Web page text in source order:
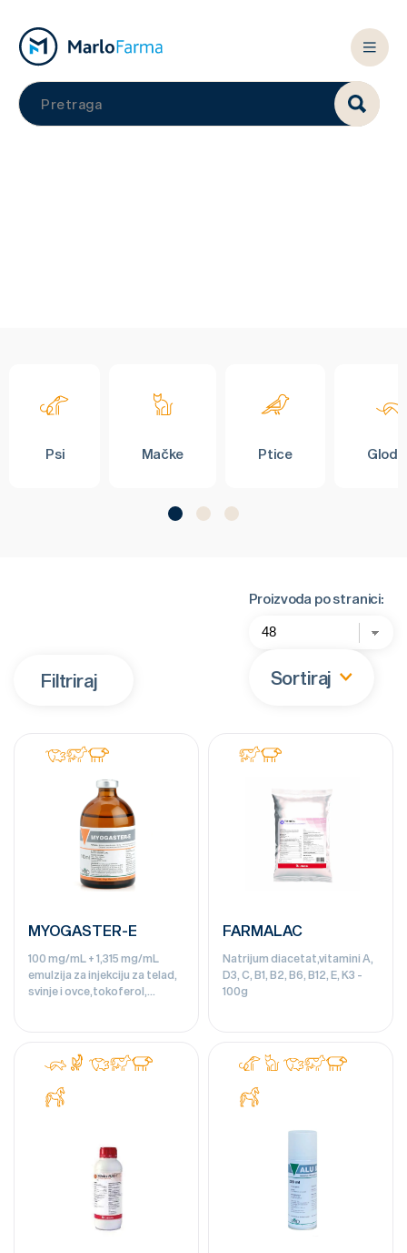
Psi Mačke Ptice
Filtriraj
Proizvoda po stranici:
Sortiraj
MYOGASTER-E
100 mg/mL + 1,315 mg/mL
emulzija za injekciju za telad,
svinje i ovce,tokoferol,
FARMALAC
Natrijum diacetat,vitamini A,
D3, C, B1, B2, B6, B12, E, K3 -
100g